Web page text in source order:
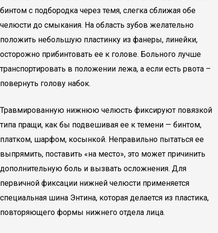
бинтом с подбородка через темя, слегка сближая обе
челюсти до смыкания. На область зубов желательно
положить небольшую пластинку из фанеры, линейки,
осторожно прибинтовать ее к голове. Больного лучше
транспортировать в положении лежа, а если есть рвота –
повернуть голову набок.
Травмированную нижнюю челюсть фиксируют повязкой
типа пращи, как бы подвешивая ее к темени — бинтом,
платком, шарфом, косынкой. Неправильно пытаться ее
выпрямить, поставить «на место», это может причинить
дополнительную боль и вызвать осложнения. Для
первичной фиксации нижней челюсти применяется
специальная шина Энтина, которая делается из пластика,
повторяющего формы нижнего отдела лица.